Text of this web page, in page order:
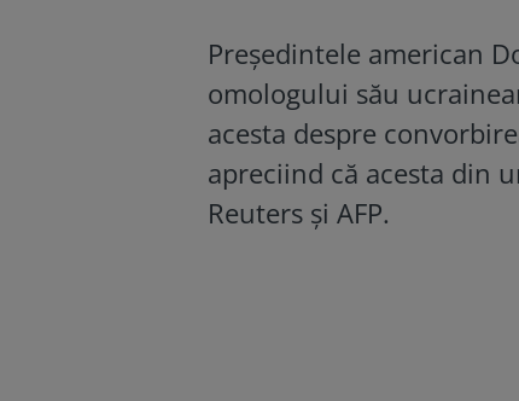
Președintele american
omologului său
acesta despre
apreciind că acesta din
Reuters și AFP.